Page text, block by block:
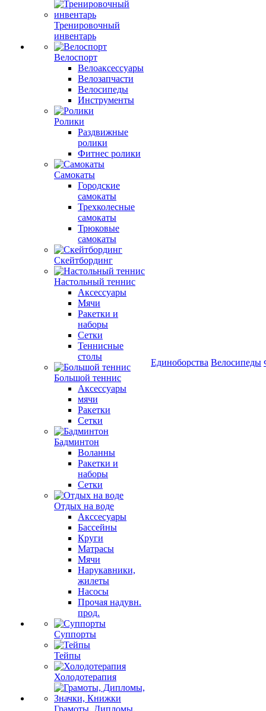
Тренировочный
инвентарь
Велоспорт
Велоаксессуары
Велозапчасти
Велосипеды
Инструменты
Ролики
Раздвижные
ролики
Фитнес ролики
Самокаты
Городские
самокаты
Трехколесные
самокаты
Трюковые
самокаты
Скейтбординг
Настольный теннис
Аксессуары
Мячи
Ракетки и
наборы
Сетки
Теннисные
столы
Большой теннис
Аксессуары
мячи
Ракетки
Сетки
Бадминтон
Воланны
Ракетки и
наборы
Сетки
Отдых на воде
Акссесуары
Бассейны
Круги
Матрасы
Мячи
Нарукавники,
жилеты
Насосы
Прочая надувн.
прод.
Суппорты
Тейпы
Холодотерапия
Грамоты, Дипломы,
Единоборства Велосипеды